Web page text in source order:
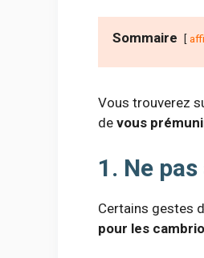
Sommaire
Vous trouverez
de vous
1. Ne
Certains gestes
pour les